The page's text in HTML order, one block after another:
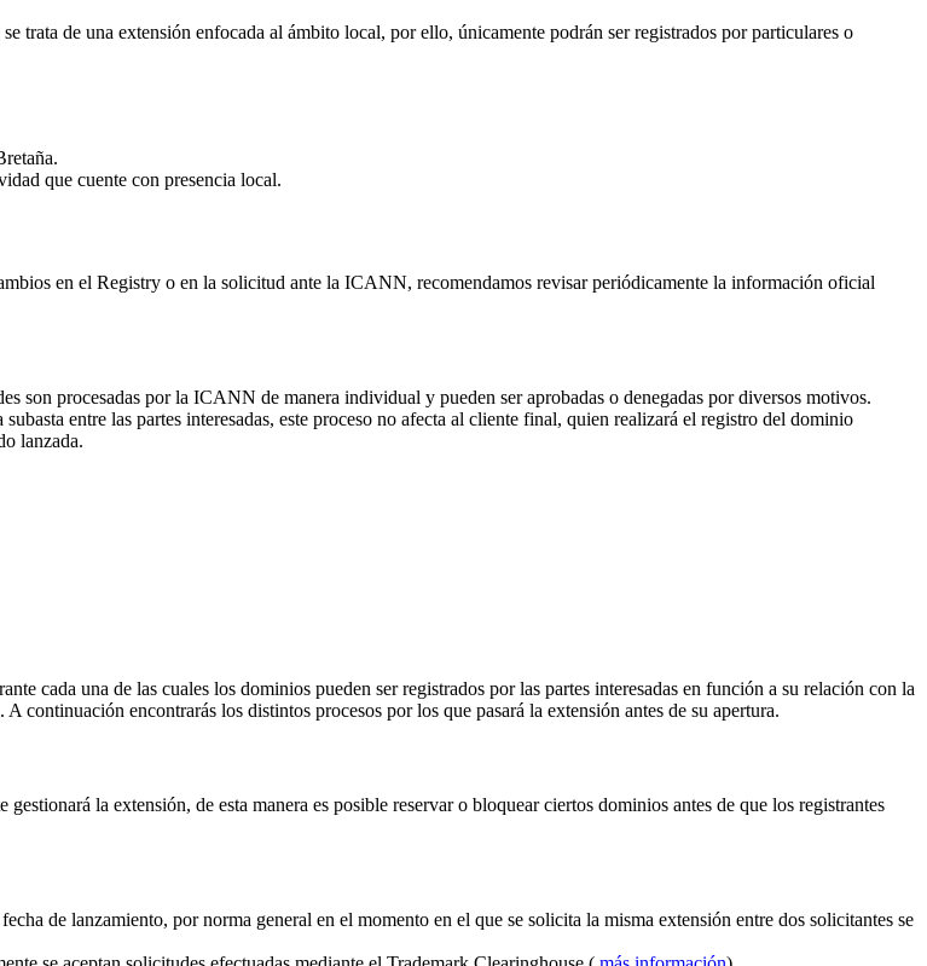
trata de una extensión enfocada al ámbito local, por ello, únicamente podrán ser registrados por particulares o
que cuente con presencia local.
en el Registry o en la solicitud ante la ICANN, recomendamos revisar periódicamente la información oficial
son procesadas por la ICANN de manera individual y pueden ser aprobadas o denegadas por diversos motivos.
entre las partes interesadas, este proceso no afecta al cliente final, quien realizará el registro del dominio
lanzada.
cada una de las cuales los dominios pueden ser registrados por las partes interesadas en función a su relación con la
continuación encontrarás los distintos procesos por los que pasará la extensión antes de su apertura.
la extensión, de esta manera es posible reservar o bloquear ciertos dominios antes de que los registrantes
de lanzamiento, por norma general en el momento en el que se solicita la misma extensión entre dos solicitantes se